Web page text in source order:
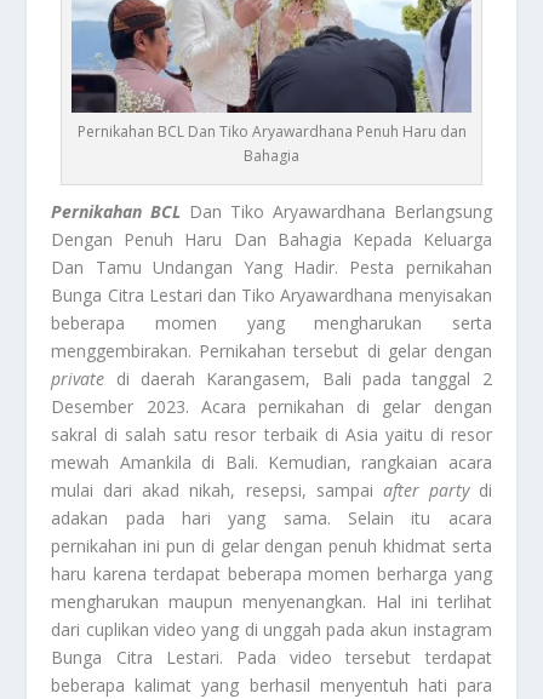
Pernikahan BCL Dan Tiko Aryawardhana Penuh Haru dan
Bahagia
Pernikahan BCL Dan Tiko Aryawardhana Berlangsung
Dengan Penuh Haru Dan Bahagia Kepada Keluarga
Dan Tamu Undangan Yang Hadir. Pesta pernikahan
Bunga Citra Lestari dan Tiko Aryawardhana menyisakan
beberapa momen yang mengharukan serta
menggembirakan. Pernikahan tersebut di gelar dengan
private di daerah Karangasem, Bali pada tanggal 2
Desember 2023. Acara pernikahan di gelar dengan
sakral di salah satu resor terbaik di Asia yaitu di resor
mewah Amankila di Bali. Kemudian, rangkaian acara
mulai dari akad nikah, resepsi, sampai after partydi
adakan pada hari yang sama. Selain itu acara
pernikahan ini pun di gelar dengan penuh khidmat serta
haru karena terdapat beberapa momen berharga yang
mengharukan maupun menyenangkan. Hal ini terlihat
dari cuplikan video yang di unggah pada akun instagram
Bunga Citra Lestari. Pada video tersebut terdapat
beberapa kalimat yang berhasil menyentuh hati para